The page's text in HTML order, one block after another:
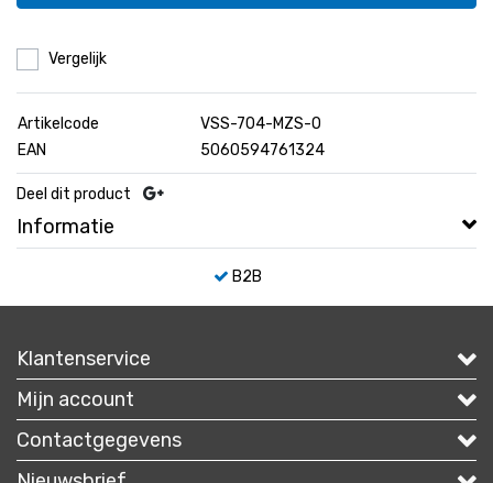
Vergelijk
Artikelcode
VSS-704-MZS-O
EAN
5060594761324
Deel dit product
Informatie
B2B
Klantenservice
Mijn account
Contactgegevens